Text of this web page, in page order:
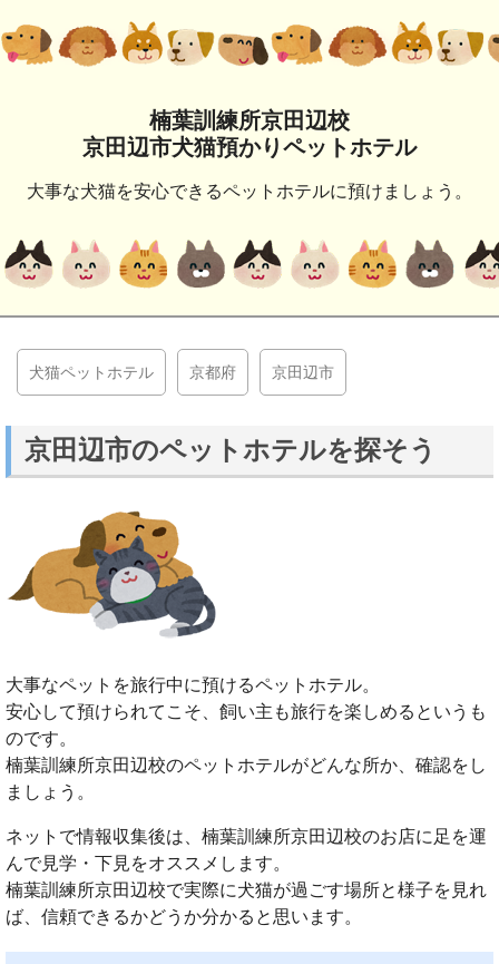
楠葉訓練所京田辺校
京田辺市犬猫預かりペットホテル
大事な犬猫を安心できるペットホテルに預けましょう。
犬猫ペットホテル 京都府 京田辺市
京田辺市のペットホテルを探そう
大事なペットを旅行中に預けるペットホテル。
安心して預けられてこそ、飼い主も旅行を楽しめるというも
のです。
楠葉訓練所京田辺校のペットホテルがどんな所か、確認をし
ましょう。
ネットで情報収集後は、楠葉訓練所京田辺校のお店に足を運
んで見学・下見をオススメします。
楠葉訓練所京田辺校で実際に犬猫が過ごす場所と様子を見れ
ば、信頼できるかどうか分かると思います。